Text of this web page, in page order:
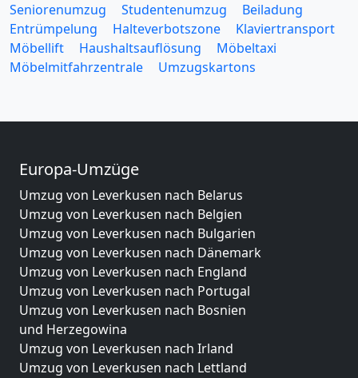
Seniorenumzug
Studentenumzug
Beiladung
Entrümpelung
Halteverbotszone
Klaviertransport
Möbellift
Haushaltsauflösung
Möbeltaxi
Möbelmitfahrzentrale
Umzugskartons
Europa-Umzüge
Umzug von Leverkusen nach Belarus
Umzug von Leverkusen nach Belgien
Umzug von Leverkusen nach Bulgarien
Umzug von Leverkusen nach Dänemark
Umzug von Leverkusen nach England
Umzug von Leverkusen nach Portugal
Umzug von Leverkusen nach Bosnien
und Herzegowina
Umzug von Leverkusen nach Irland
Umzug von Leverkusen nach Lettland